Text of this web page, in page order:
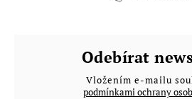
Odebírat
Vložením e-mailu
podmínkami ochrany